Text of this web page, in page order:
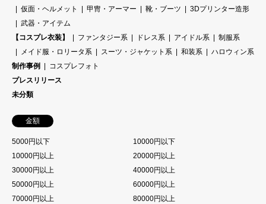
仮面・ヘルメット
甲冑・アーマー 靴・ブーツ
3Dプリンター造形
武器・アイテム
【コスプレ衣装】
ファンタジー系 ドレス系 アイドル系
制服系
メイド服・ロリータ系
スーツ・ジャケット系 和装系
ハロウィン系
制作事例
コスプレフォト
プレスリリース
未分類
金額
5000円以下
10000円以下
10000円以上
20000円以上
30000円以上
40000円以上
50000円以上
60000円以上
70000円以上
80000円以上